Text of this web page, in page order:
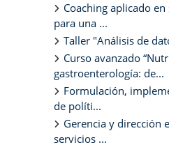
Coaching aplicado
para una ...
Taller "Análisis de
Curso avanzado
gastroenterología: de...
Formulación,
de políti...
Gerencia y dirección
servicios ...